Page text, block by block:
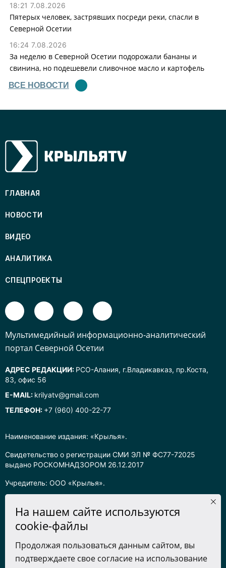
18:21 7.08.2026
Пятерых человек, застрявших посреди реки, спасли в
Северной Осетии
16:24 7.08.2026
За неделю в Северной Осетии подорожали бананы и
свинина, но подешевели сливочное масло и картофель
ВСЕ НОВОСТИ
Наименование издания: «Крылья».
Свидетельство о регистрации СМИ ЭЛ № ФС77-72025
выдано РОСКОМНАДЗОРОМ 26.12.2017
Учредитель: ООО «Крылья».
Информация на сайте предназначена для лиц старше 16 лет.
защищены в соответствии с российским законодательством
об интеллектуальной собственности. Любое использование
ГЛАВНАЯ
НОВОСТИ
ВИДЕО
АНАЛИТИКА
СПЕЦПРОЕКТЫ
Mультимедийный информационно-аналитический
портал Северной Осетии
АДРЕС РЕДАКЦИИ: РСО-Алания, г.Владикавказ, пр.Коста,
83, офис 56
E-MAIL: krilyatv@gmail.com
ТЕЛЕФОН: +7 (960) 400-22-77
На нашем сайте используются
cookie-файлы
Продолжая пользоваться данным сайтом, вы
подтверждаете свое согласие на использование